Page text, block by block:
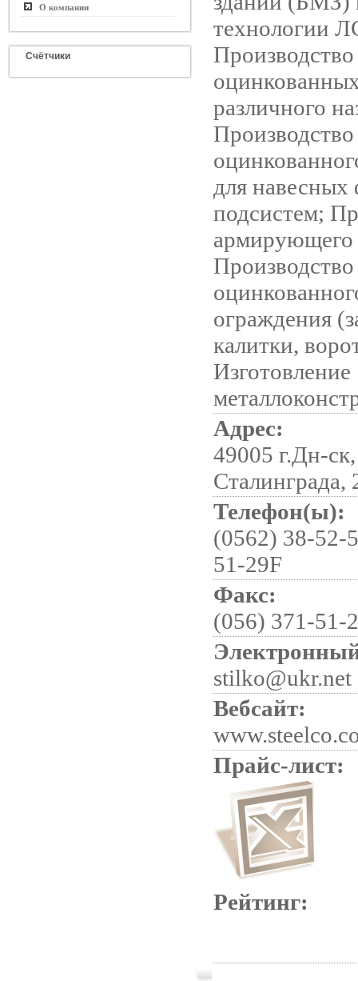
О компании
Счётчики
технологии
различного
Производство
для
подсистем;
Производство
ограждения
калитки,
Изготовление
Адрес:
49005 г.Дн-
Сталинграда,
Телефон(ы):
(0562) 38-52-
51-29F
Факс:
(056) 371-51-
stilko@ukr.net
Вебсайт:
Прайс-лист:
Рейтинг: